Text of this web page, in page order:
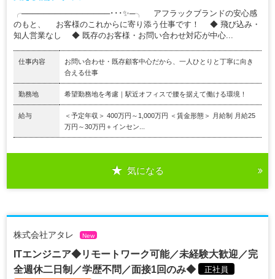
╭────────────────･･･✨─╮ アフラックブランドの安心感
のもと、 お客様のこれからに寄り添う仕事です！ ◆ 飛び込み・
知人営業なし ◆ 既存のお客様・お問い合わせ対応が中心...
仕事内容
お問い合わせ・既存顧客中心だから、一人ひとりと丁寧に向き
合える仕事
勤務地 希望勤務地を考慮｜駅近オフィスで腰を据えて働ける環境！
給与
＜予定年収＞ 400万円～1,000万円 ＜賃金形態＞ 月給制 月給25
万円～30万円＋インセン...
気になる
株式会社アタレ New
ITエンジニア◆リモートワーク可能／未経験大歓迎／完
全週休二日制／学歴不問／面接1回のみ◆
正社員